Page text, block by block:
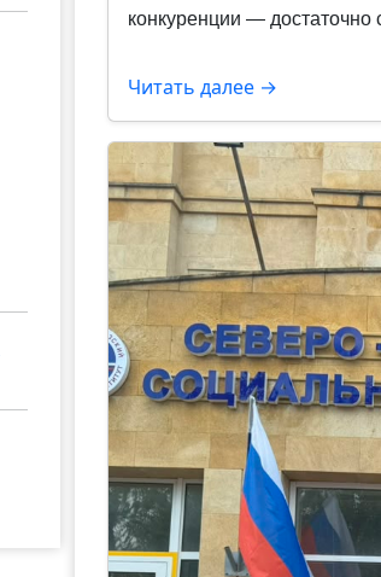
конкуренции — достаточно
Читать далее →